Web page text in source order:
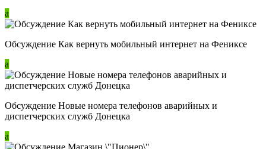
a
Обсуждение Как вернуть мобильный интернет на Фениксе
a
Обсуждение Новые номера телефонов аварийных и
диспетчерских служб Донецка
a